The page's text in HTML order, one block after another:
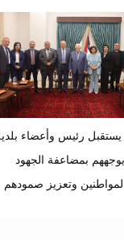
يستقبل رئيس وأعضاء
بمضاعفة الجهود
وتعزيز صمودهم